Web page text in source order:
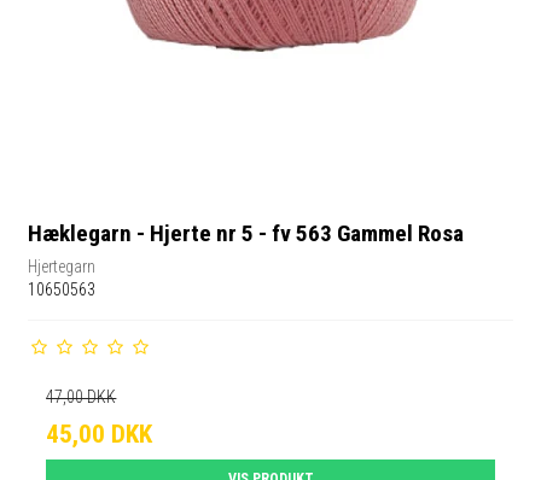
Hæklegarn - Hjerte nr 5 - fv 563 Gammel Rosa
Hjertegarn
10650563
47,00 DKK
45,00 DKK